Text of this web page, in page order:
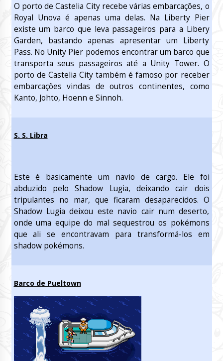
O porto de Castelia City recebe várias embarcações, o
Royal Unova é apenas uma delas. Na Liberty Pier
existe um barco que leva passageiros para a Libery
Garden, bastando apenas apresentar um Liberty
Pass. No Unity Pier podemos encontrar um barco que
transporta seus passageiros até a Unity Tower. O
porto de Castelia City também é famoso por receber
embarcações vindas de outros continentes, como
Kanto, Johto, Hoenn e Sinnoh.
S. S. Libra
Este é basicamente um navio de cargo. Ele foi
abduzido pelo Shadow Lugia, deixando cair dois
tripulantes no mar, que ficaram desaparecidos. O
Shadow Lugia deixou este navio cair num deserto,
onde uma equipe do mal sequestrou os pokémons
que ali se encontravam para transformá-los em
shadow pokémons.
Barco de Pueltown